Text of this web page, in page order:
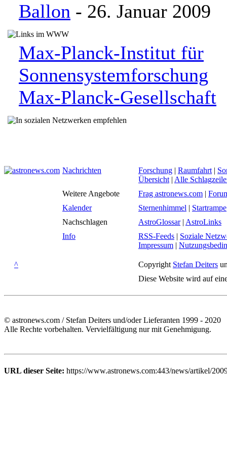
Ballon - 26. Januar 2009
Max-Planck-Institut für
Sonnensystemforschung
Max-Planck-Gesellschaft
Nachrichten Forschung | Raumfahrt |
Übersicht | Alle
Weitere Angebote
Frag astronews.com |
Kalender
Sternenhimmel | Startrampe
Nachschlagen
AstroGlossar| AstroLinks
Info
RSS-Feeds | Soziale
Impressum |
^ Copyright Stefan Deiters
Diese Website wird auf
© astronews.com / Stefan Deiters und/oder Lieferanten 1999 - 2020
Alle Rechte vorbehalten. Vervielfältigung nur mit Genehmigung.
URL dieser Seite: https://www.astronews.com:443/news/artikel/